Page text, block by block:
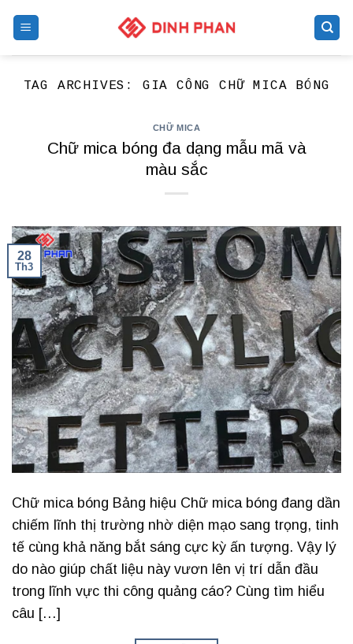
TAG ARCHIVES: GIA CÔNG CHỮ MICA BÓNG
CHỮ MICA
Chữ mica bóng đa dạng mẫu mã và
màu sắc
28
Th3
Chữ mica bóng Bảng hiệu Chữ mica bóng đang dần
chiếm lĩnh thị trường nhờ diện mạo sang trọng, tinh
tế cùng khả năng bắt sáng cực kỳ ấn tượng. Vậy lý
do nào giúp chất liệu này vươn lên vị trí dẫn đầu
trong lĩnh vực thi công quảng cáo? Cùng tìm hiểu
câu […]